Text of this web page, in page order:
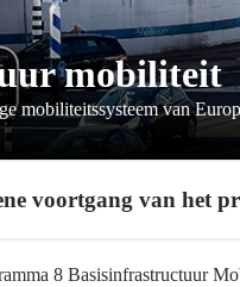
mobiliteit
mobiliteitssysteem van
voortgang van het
8 Basisinfrastructuur